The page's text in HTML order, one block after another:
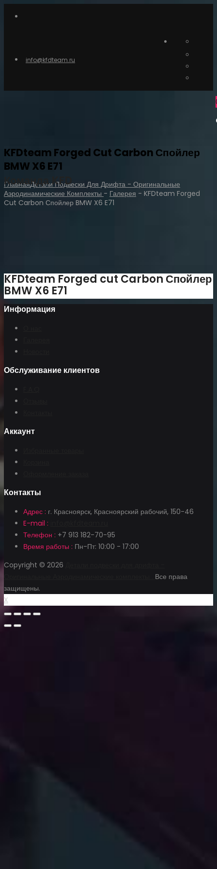
info@kfdteam.ru
Команда KFD
KFDteam Forged Cut Carbon Спойлер
BMW X6 E71
ГлавнаяДетали Подвески Для Дрифта - Оригинальные
Аэродинамические Комплекты - Галерея - KFDteam Forged
Cut Carbon Спойлер BMW X6 E71
KFDteam Forged cut Carbon Спойлер
BMW X6 E71
Информация
Обслуживание клиентов
Аккаунт
Контакты
Адрес : г. Красноярск, Красноярский рабочий, 150-46
E-mail :
Телефон : +7 913 182-70-95
Время работы : Пн-Пт: 10:00 - 17:00
Copyright © 2026
Все права
защищены.
X